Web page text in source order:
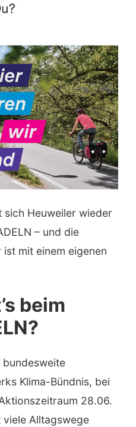
sich Heuweiler wieder
– und die
mit einem eigenen
beim
bundesweite
Klima-Bündnis, bei
28.06.
Alltagswege